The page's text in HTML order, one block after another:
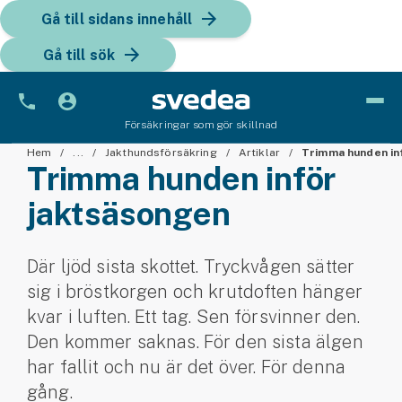
Gå till sidans innehåll
Gå till sök
Försäkringar som gör skillnad
Bil
Fordon
Snöskoterförsäkring
ATV-försäkring
Släpvagnsförsäkring
Hem ... Jakthundsförsäkring Artiklar Trimma hunden
Trimma hunden inför
jaktsäsongen
Där ljöd sista skottet. Tryckvågen sätter
sig i bröstkorgen och krutdoften hänger
kvar i luften. Ett tag. Sen försvinner den.
Den kommer saknas. För den sista älgen
har fallit och nu är det över. För denna
gång.